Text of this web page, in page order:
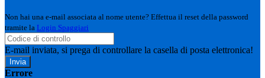
Non hai una e-mail associata al nome utente? Effettua il reset della password
tramite la Login Spaggiari
E-mail inviata, si prega di controllare la casella di posta elettronica!
Errore